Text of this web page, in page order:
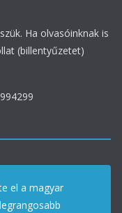
Ha olvasóinknak is
(billentyűzetet)
el a magyar